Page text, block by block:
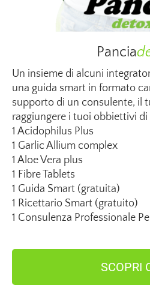
Pancia
Un insieme di alcuni
una guida smart in formato
supporto di un consulente, il
raggiungere i tuoi obbiettivi di
1 Acidophilus Plus
1 Garlic Allium complex
1 Aloe Vera plus
1 Fibre Tablets
1 Guida Smart (gratuita)
1 Ricettario Smart (gratuito)
1 Consulenza Professionale
SCOPRI